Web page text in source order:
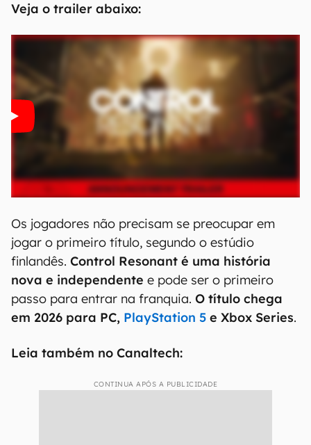
Veja o trailer abaixo:
Os jogadores não precisam se preocupar em
jogar o primeiro título, segundo o estúdio
finlandês. Control Resonant é uma história
nova e independente e pode ser o primeiro
passo para entrar na franquia. O título chega
em 2026 para PC, PlayStation 5 e Xbox Series.
Leia também no Canaltech:
CONTINUA APÓS A PUBLICIDADE